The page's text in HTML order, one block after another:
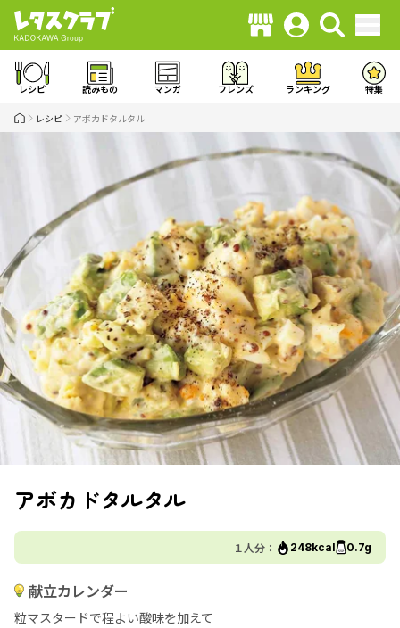
レシピ 読みもの マンガ フレンズ ランキング 特集
レシピ アボカドタルタル
アボカドタルタル
１人分： 248kcal 0.7g
献立カレンダー
粒マスタードで程よい酸味を加えて